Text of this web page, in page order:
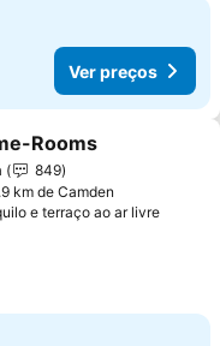
Ver preços
aos favoritos
Rooms
849
km de Camden
e terraço ao ar livreVer